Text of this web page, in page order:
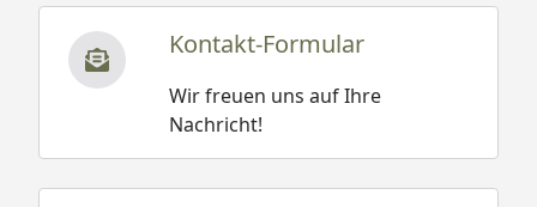
Kontakt-Formular
Wir freuen uns auf Ihre
Nachricht!